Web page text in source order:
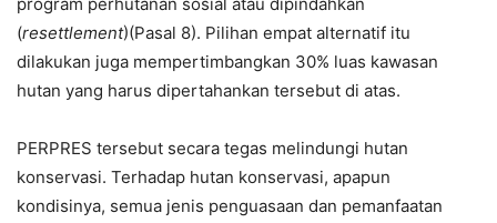
(resettlement)(Pasal 8). Pilihan empat alternatif itu
dilakukan juga mempertimbangkan 30% luas kawasan
hutan yang harus dipertahankan tersebut di atas.
PERPRES tersebut secara tegas melindungi hutan
konservasi. Terhadap hutan konservasi, apapun
kondisinya, semua jenis penguasaan dan pemanfaatan